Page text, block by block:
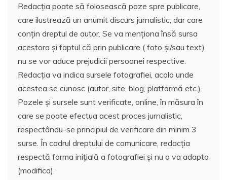
Redacția poate să folosească poze spre publicare,
care ilustrează un anumit discurs jurnalistic, dar care
conțin dreptul de autor. Se va menționa însă sursa
acestora și faptul că prin publicare ( foto și/sau text)
nu se vor aduce prejudicii persoanei respective.
Redacția va indica sursele fotografiei, acolo unde
acestea se cunosc (autor, site, blog, platformă etc.).
Pozele și sursele sunt verificate, online, în măsura în
care se poate efectua acest proces jurnalistic,
respectându-se principiul de verificare din minim 3
surse. În cadrul dreptului de comunicare, redacția
respectă forma inițială a fotografiei și nu o va adapta
(modifica).